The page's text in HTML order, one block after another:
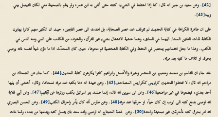
[42]
. وعن سعيد بن جبير انه قال: كنا إذا اختلفنا في الشيء، كتبته حتى ألقى به ابن عمر؛ ولو يعلم بالصحيفة معي لكان الفيصل بيني
وبينه[43]
.
على ان ظاهرة الكراهة في كتابة الحديث لم تتوقف عند عصر الصحابة، بل امتدت الى عصر التابعين، حيث ان الكثير منهم كانوا يهابون
الكتابة لذات العلتين المشار اليهما في السابق، وهما خشية الانشغال بشيء غير القرآن، والخوف من الكذب على النبي ومنه الدس في
الكتب. وهذا ما جعل اهتمامهم ينحصر في الحفظ وفي الكتابة الشخصية ثم محوها، حيث كان المحدّث اذا ما دوّن شيئاً لنفسه فانه يوصي
بحرق او اتلاف ما كتبه بعد موته.
فقد جاء ان القاسم بن محمد ومنصور بن المعتمر ومغيرة والأعمش وابراهيم كانوا يكرهون كتابة الحديث[44]
. كما جاء عن الضحاك بن
مزاحم انه قال: لا تتخذوا للحديث كراريس ككراريس المصاحف[45]
. وعن عبيدة انه دعا بكتبه عند موته فمحاها، وقال: أخشى أن يليها
أحد بعدي، فيضعوها في غير مواضعها[46] . وعن ابن سيرين انه قال: إنما ضلت بنو اسرائيل بكتب ورثوها عن آبائهم[47]
. وعن أبي قلابة
انه اوصى بدفع كتبه الى ايوب إن كان حياً، او حرقها عند موته[48] . وعن طاوس أنه كان يأمر بإحراق الكتب[49]
. وعن الحسن البصري
انه امر بحرق كتبه فأحرقت غير صحيفة واحدة[50]
. وعن شعبة الحجاج انه اوصى ولده سعد بان يغسل كتبه ويدفنها من بعده، ولما مات